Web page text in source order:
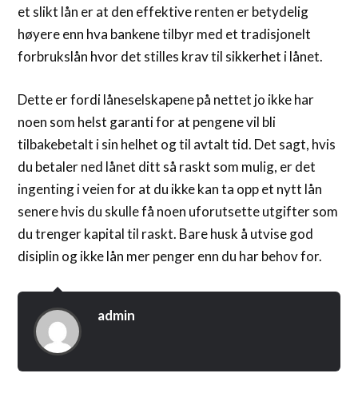
et slikt lån er at den effektive renten er betydelig
høyere enn hva bankene tilbyr med et tradisjonelt
forbrukslån hvor det stilles krav til sikkerhet i lånet.
Dette er fordi låneselskapene på nettet jo ikke har
noen som helst garanti for at pengene vil bli
tilbakebetalt i sin helhet og til avtalt tid. Det sagt, hvis
du betaler ned lånet ditt så raskt som mulig, er det
ingenting i veien for at du ikke kan ta opp et nytt lån
senere hvis du skulle få noen uforutsette utgifter som
du trenger kapital til raskt. Bare husk å utvise god
disiplin og ikke lån mer penger enn du har behov for.
admin